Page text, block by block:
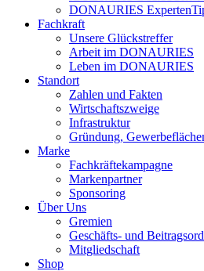
DONAURIES
Fachkraft
Unsere Glückstreffer
Arbeit im DONAURIES
Leben im DONAURIES
Standort
Zahlen und Fakten
Wirtschaftszweige
Infrastruktur
Gründung,
Marke
Fachkräftekampagne
Markenpartner
Sponsoring
Über Uns
Gremien
Geschäfts- und
Mitgliedschaft
Shop